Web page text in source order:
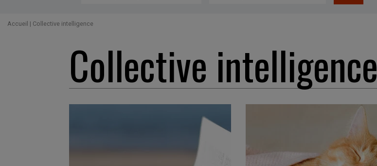
Accueil | Collective intelligence
Collective intelligence